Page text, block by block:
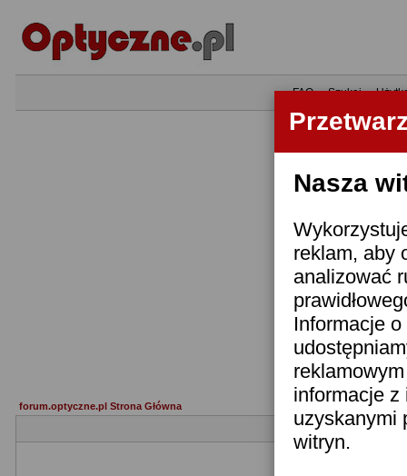
Nasza
reklam, aby
analizować
Informacje
informacje z
uzyskanymi
witryn.
•FAQ•Szukaj•
forum.optyczne.pl Strona Główna